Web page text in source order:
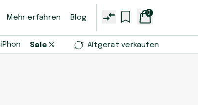
Mehr erfahren Blog
0
iPhone 14 Pro iPhone 13 mini Samsung Galaxy
Sale % Altgerät verkaufen